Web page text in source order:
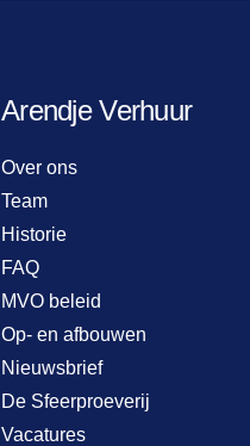
Arendje Verhuur
Over ons
Team
Historie
FAQ
MVO beleid
Op- en afbouwen
Nieuwsbrief
De Sfeerproeverij
Vacatures